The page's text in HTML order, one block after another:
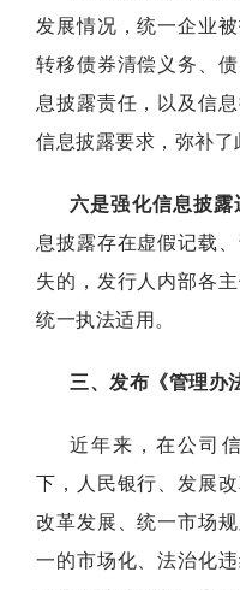
发展情况，统一企业
转移债券清偿义务、
息披露责任，以及信
信息披露要求，弥补了
六是强化信息披露
息披露存在虚假记载
失的，发行人内部各
统一执法适用。
三、发布《管理办
近年来，在公司
下，人民银行、发展
改革发展、统一市场
一的市场化、法治化